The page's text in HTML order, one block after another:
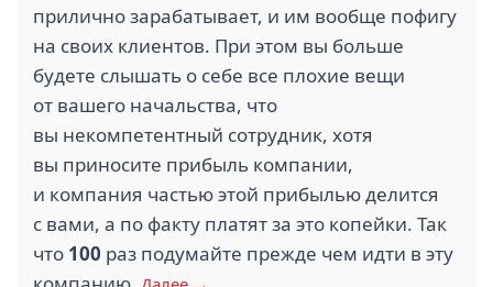
прилично зарабатывает, и им вообще пофигу
на своих клиентов. При этом вы больше
будете слышать о себе все плохие вещи
от вашего начальства, что
вы некомпетентный сотрудник, хотя
вы приносите прибыль компании,
и компания частью этой прибылью делится
с вами, а по факту платят за это копейки. Так
что 100 раз подумайте прежде чем идти в эту